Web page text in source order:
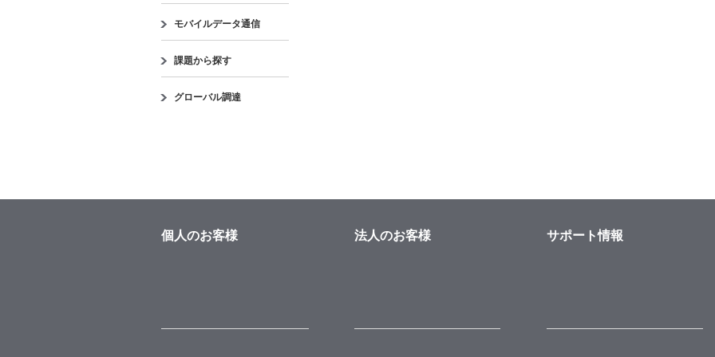
モバイルデータ通信
課題から探す
グローバル調達
個人のお客様 法人のお客様 サポート情報